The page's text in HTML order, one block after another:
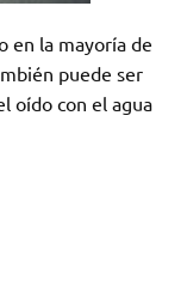
en la mayoría de
puede ser
oído con el agua